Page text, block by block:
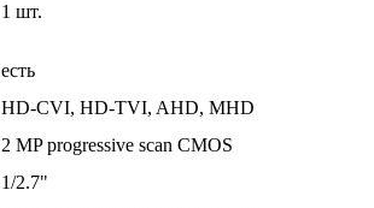
1 шт.
есть
HD-CVI, HD-TVI, AHD, MHD
2 MP progressive scan CMOS
1/2.7"